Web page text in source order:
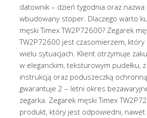
datownik – dzień tygodnia oraz nazwa
wbudowany stoper. Dlaczego warto
męski Timex TW2P72600? Zegarek
TW2P72600 jest czasomierzem, który
wielu sytuacjach. Klient otrzymuje
w eleganckim, teksturowym pudełku, z
instrukcją oraz poduszeczką
gwarantuje 2 – letni okres
zegarka. Zegarek męski Timex
produkt, który jest odpowiedni, nawet